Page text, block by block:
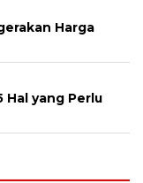
Harga
Hal yang Perlu